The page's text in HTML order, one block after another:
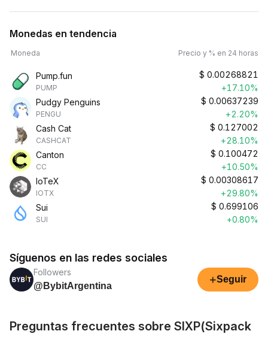
Monedas en tendencia
Moneda Precio y % en 24 horas
Pump.fun
PUMP
$ 0.00268821
+17.10%
Pudgy Penguins
PENGU
$ 0.00637239
+2.20%
Cash Cat
CASHCAT
$ 0.127002
+28.10%
Canton
CC
$ 0.100472
+10.50%
IoTeX
IOTX
$ 0.00308617
+29.80%
Sui
SUI
$ 0.699106
+0.80%
Síguenos en las redes sociales
Followers
@BybitArgentina
+Seguir
Preguntas frecuentes sobre SIXP(Sixpack